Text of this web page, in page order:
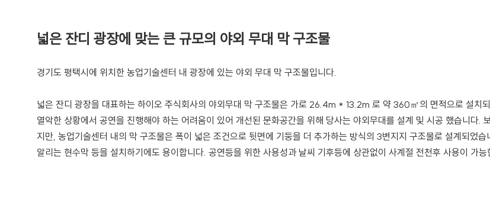
넓은 잔디 광장에 맞는 큰 규모의 야외 무대 막 구조물
경기도 평택시에 위치한 농업기술센터 내 광장에 있는 야외 무대 막 구조물입니다.
넓은 잔디 광장을 대표하는 하이오 주식회사의 야외무대 막 구조물은 가로 26.4m * 13.2m 로 약 360㎡의 면적으로 설치
열악한 상황에서 공연을 진행해야 하는 어려움이 있어 개선된 문화공간을 위해 당사는 야외무대를 설계 및 시공 했습니다.
지만, 농업기술센터 내의 막 구조물은 폭이 넓은 조건으로 뒷면에 기둥을 더 추가하는 방식의 3변지지 구조물로 설계되었습
알리는 현수막 등을 설치하기에도 용이합니다. 공연등을 위한 사용성과 날씨 기후등에 상관없이 사계절 전천후 사용이 가능